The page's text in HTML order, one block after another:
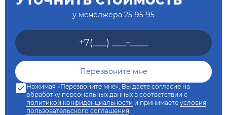
у менеджера 25-95-95
Нажимая «Перезвоните мне», Вы даете согласие на
обработку персональных данных в соответствии с
политикой конфиденциальности и принимаете условия
пользовательского соглашения.